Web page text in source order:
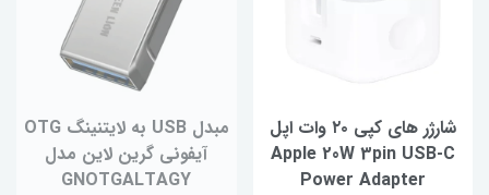
شارژر های کپی ۲۰ وات اپل
Apple 20W 3pin USB-C
Power Adapter
مبدل USB به لایتنینگ OTG
آیفونی گرین لاین مدل
GNOTGALTAGY